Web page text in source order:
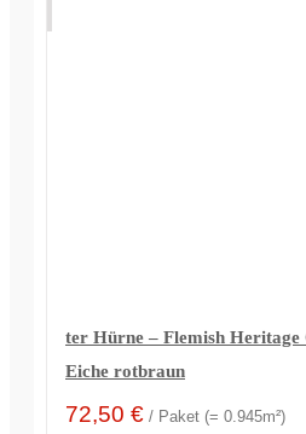
ter Hürne – Flemish Heritage
Eiche rotbraun
72,50 € / Paket (= 0.945m²)